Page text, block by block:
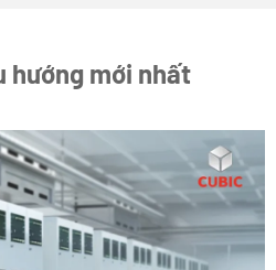
hướng mới nhất